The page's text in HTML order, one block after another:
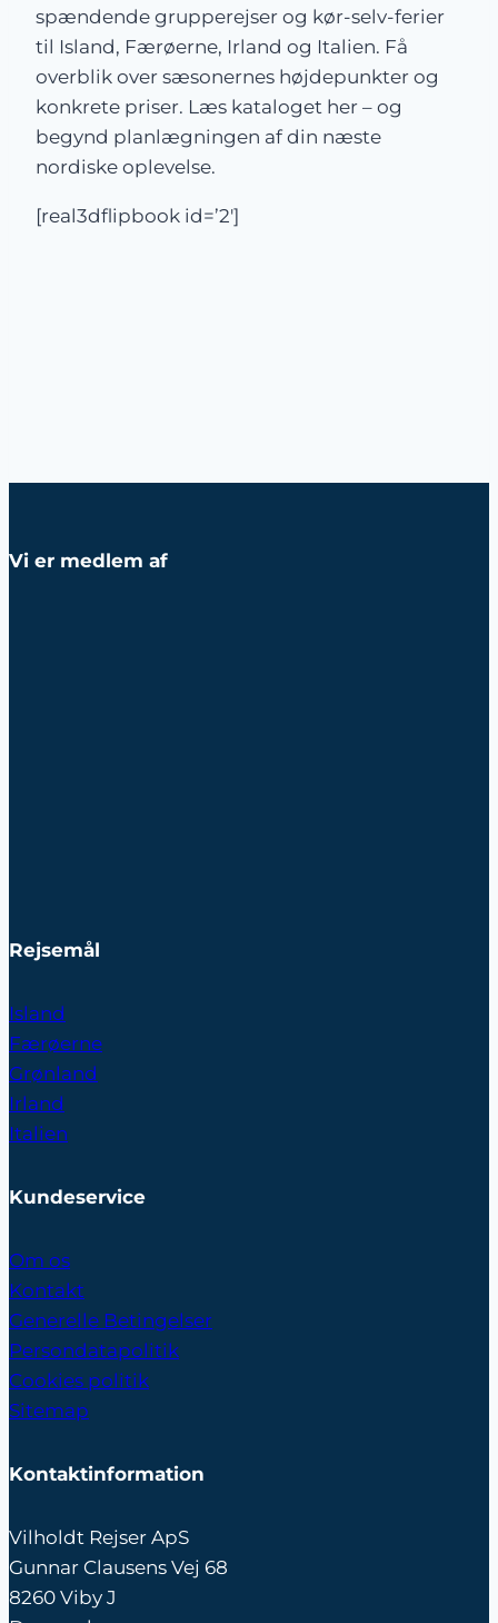
spændende grupperejser og kør-selv-ferier
til Island, Færøerne, Irland og Italien. Få
overblik over sæsonernes højdepunkter og
konkrete priser. Læs kataloget her – og
begynd planlægningen af din næste
nordiske oplevelse.
[real3dflipbook id=’2′]
Vi er medlem af
Rejsemål
Island
Færøerne
Grønland
Irland
Italien
Kundeservice
Om os
Kontakt
Generelle Betingelser
Persondatapolitik
Cookies politik
Sitemap
Kontaktinformation
Vilholdt Rejser ApS
Gunnar Clausens Vej 68
8260 Viby J